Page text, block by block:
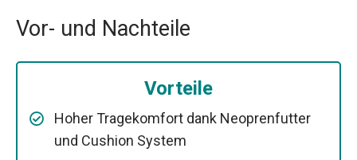
Vor- und Nachteile
Vorteile
Hoher Tragekomfort dank Neoprenfutter
und Cushion System